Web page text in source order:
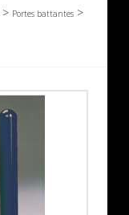
> Portes battantes >